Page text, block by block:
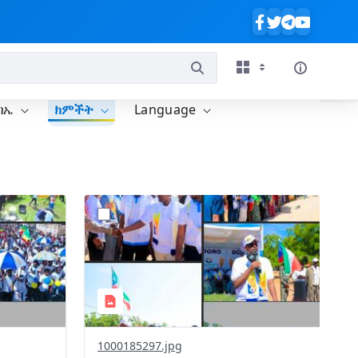
ክምችት Language
?
version=1.0&t=1777902368611&image
Thumbnail=1
1000185297.jpg